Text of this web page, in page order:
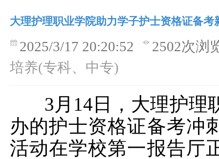
大理护理职业学院助力学子护士资格证备考
2025/3/17 20:20:52
2502次浏
培养(专科、中专)
3 月 14 日，大理护理
办的护士资格证备考冲
活动在学校第一报告厅